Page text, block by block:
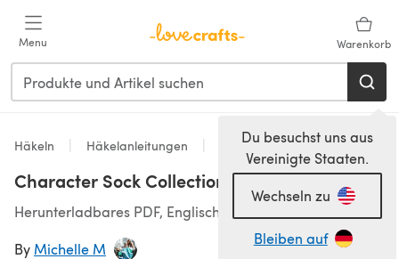
Menu Warenkorb
Du besuchst uns aus
Vereinigte Staaten.
Wechseln zu
Bleiben auf
Häkeln Häkelanleitungen Socken
Character Sock Collection
Herunterladbares PDF, Englisch
By Michelle M